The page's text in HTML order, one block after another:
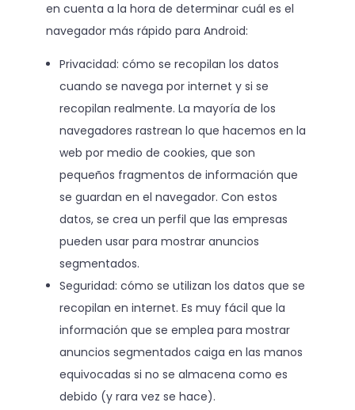
en cuenta a la hora de determinar cuál es el
navegador más rápido para Android:
Privacidad: cómo se recopilan los datos
cuando se navega por internet y si se
recopilan realmente. La mayoría de los
navegadores rastrean lo que hacemos en la
web por medio de cookies, que son
pequeños fragmentos de información que
se guardan en el navegador. Con estos
datos, se crea un perfil que las empresas
pueden usar para mostrar anuncios
segmentados.
Seguridad: cómo se utilizan los datos que se
recopilan en internet. Es muy fácil que la
información que se emplea para mostrar
anuncios segmentados caiga en las manos
equivocadas si no se almacena como es
debido (y rara vez se hace).